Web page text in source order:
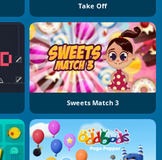
Take Off
Sweets Match 3